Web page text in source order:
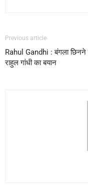
Previous article
Rahul Gandhi : बंगला छिनने
राहुल गांधी का बयान